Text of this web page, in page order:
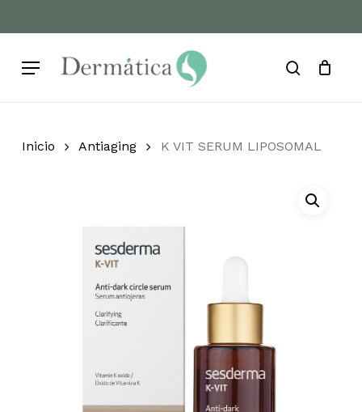
to
content
Menu search
Cart Close
Inicio Antiaging K VIT SERUM LIPOSOMAL